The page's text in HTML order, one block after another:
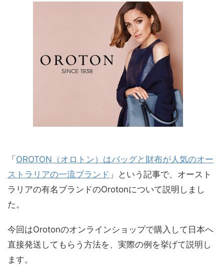
「 OROTON（オロトン）はバッグと財布が人気のオー
ストラリアの一流ブランド 」という記事で、オースト
ラリアの有名ブランドのOrotonについて説明しまし
た。
今回はOrotonのオンラインショップで購入して日本へ
直接発送してもらう方法を、実際の例を挙げて説明し
ます。